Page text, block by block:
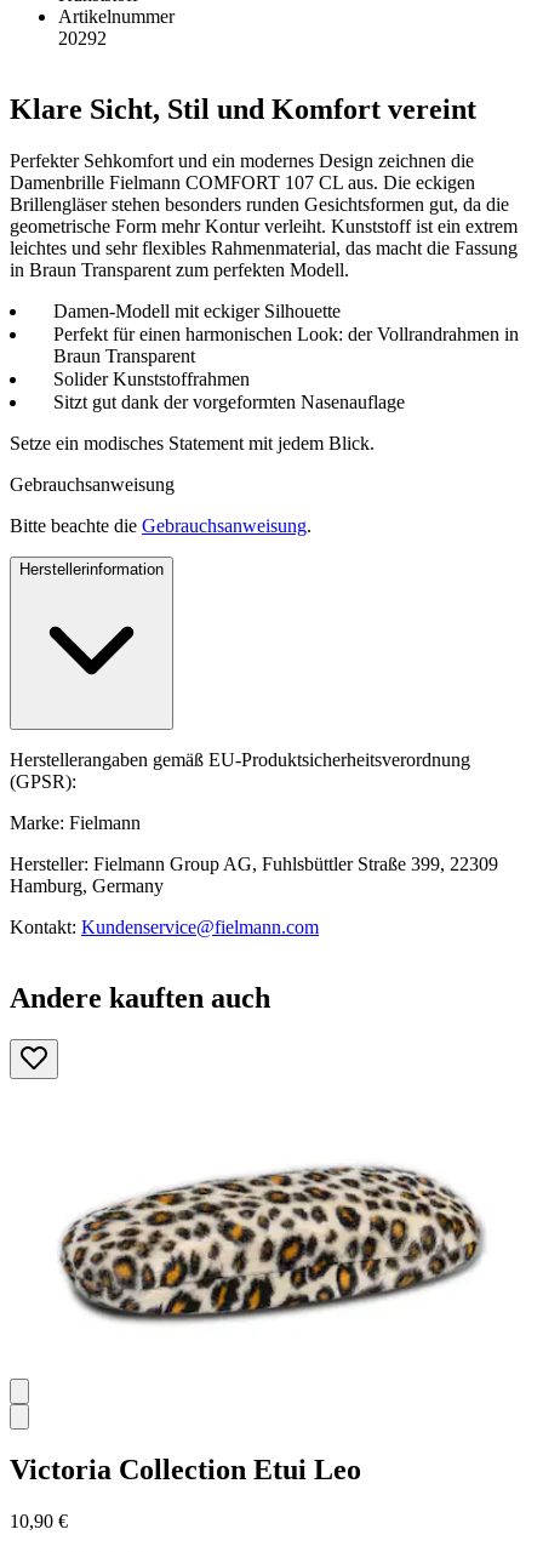
Artikelnummer
20292
Klare Sicht, Stil und Komfort vereint
Perfekter Sehkomfort und ein modernes Design zeichnen die
Damenbrille Fielmann COMFORT 107 CL aus. Die eckigen
Brillengläser stehen besonders runden Gesichtsformen gut, da die
geometrische Form mehr Kontur verleiht. Kunststoff ist ein extrem
leichtes und sehr flexibles Rahmenmaterial, das macht die Fassung
in Braun Transparent zum perfekten Modell.
Damen-Modell mit eckiger Silhouette
Perfekt für einen harmonischen Look: der Vollrandrahmen in
Braun Transparent
Solider Kunststoffrahmen
Sitzt gut dank der vorgeformten Nasenauflage
Setze ein modisches Statement mit jedem Blick.
Gebrauchsanweisung
Bitte beachte die Gebrauchsanweisung.
Herstellerinformation
Herstellerangaben gemäß EU-Produktsicherheitsverordnung
(GPSR):
Marke: Fielmann
Hersteller: Fielmann Group AG, Fuhlsbüttler Straße 399, 22309
Hamburg, Germany
Kontakt: Kundenservice@fielmann.com
Andere kauften auch
Victoria Collection Etui Leo
10,90 €